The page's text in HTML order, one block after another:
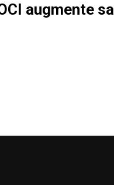
augmente sa